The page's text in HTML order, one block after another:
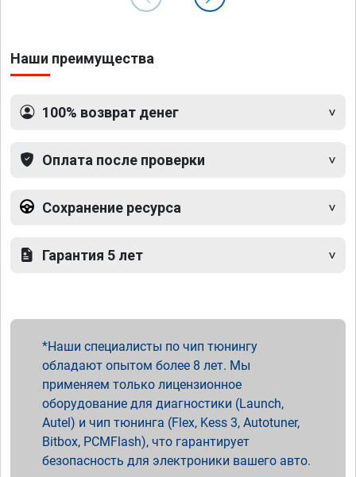
Наши преимущества
100% возврат денег
Оплата после проверки
Сохранение ресурса
Гарантия 5 лет
Наши специалисты по чип тюнингу
обладают опытом более 8 лет. Мы
применяем только лицензионное
оборудование для диагностики (Launch,
Autel) и чип тюнинга (Flex, Kess 3, Autotuner,
Bitbox, PCMFlash), что гарантирует
безопасность для электроники вашего авто.